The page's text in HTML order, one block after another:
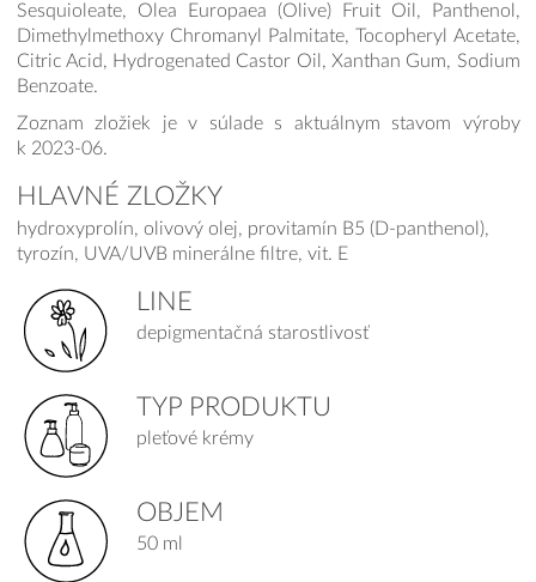
Sesquioleate, Olea Europaea (Olive) Fruit Oil, Panthenol,
Dimethylmethoxy Chromanyl Palmitate, Tocopheryl Acetate,
Citric Acid, Hydrogenated Castor Oil, Xanthan Gum, Sodium
Benzoate.
Zoznam zložiek je v súlade s aktuálnym stavom výroby
k 2023-06.
HLAVNÉ ZLOŽKY
hydroxyprolín, olivový olej, provitamín B5 (D-panthenol),
tyrozín, UVA/UVB minerálne filtre, vit. E
LINE
depigmentačná starostlivosť
TYP PRODUKTU
pleťové krémy
OBJEM
50 ml